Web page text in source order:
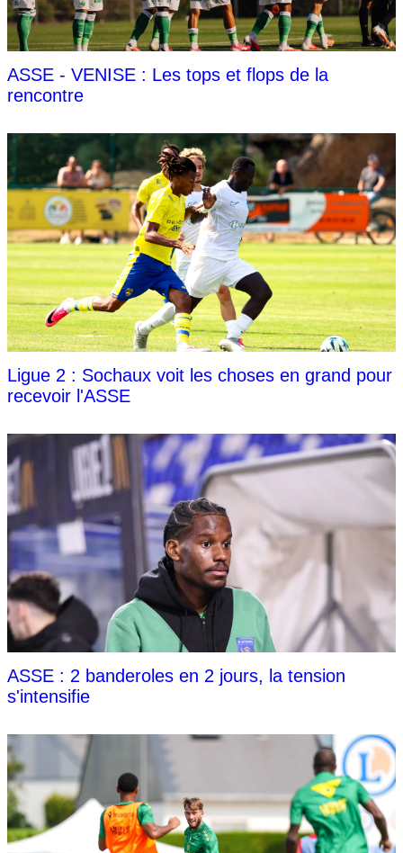
ASSE - VENISE : Les tops et flops de la
rencontre
Ligue 2 : Sochaux voit les choses en grand pour
recevoir l'ASSE
ASSE : 2 banderoles en 2 jours, la tension
s'intensifie